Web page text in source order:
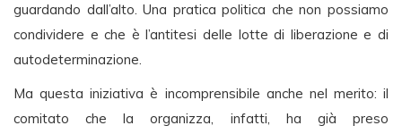
guardando dall’alto. Una pratica politica che non possiamo
condividere e che è l’antitesi delle lotte di liberazione e di
autodeterminazione.
Ma questa iniziativa è incomprensibile anche nel merito: il
comitato che la organizza, infatti, ha già preso